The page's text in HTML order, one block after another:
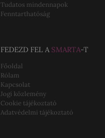
Tudatos mindennapok
Fenntarthatóság
FEDEZD FEL A SMARTA-T
Főoldal
Rólam
Kapcsolat
Jogi közlemény
Cookie tájékoztató
Adatvédelmi tájékoztató